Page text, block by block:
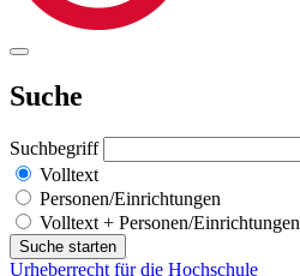
Suche
Suchbegriff
Volltext
Personen/Einrichtungen
Volltext + Personen/Einrichtungen
Urheberrecht für die Hochschule